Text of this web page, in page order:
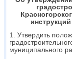
1. Утвердить
муниципального